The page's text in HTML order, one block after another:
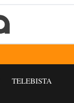
TELEBISTA